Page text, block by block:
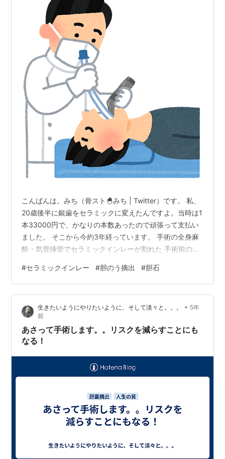
こんばんは。みち（骨スト🐣みち | Twitter）です。 私、
20歳後半に銀歯をセラミックに変えたんですよ。当時は1
本33000円で、かなりの本数あったので頑張って支払い
ました。 そこから今約3年経っています。 手術の全身麻
酔・気管挿管でセラミックインレーが割れた 手術前の検
場合は奥歯のセラミックインレーと自分の歯も… 割れた
セラミックインレーを入れ替えました：費用 もしお金に
余裕があるなら銀歯よりセラミックインレーがおすすめ
Twitterフォローしてくれたら喜びます ★----------------
-----------------…
#セラミックインレー #胆のう摘出 #胆石
生きたいようにやりたいように、そして淡々と。。。 • 5年
前
あさって手術します。。リスクを減らすことにも
なる！